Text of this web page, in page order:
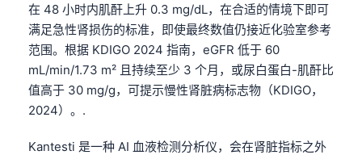
在 48 小时内肌酐上升 0.3 mg/dL，在合适的情境下即可
满足急性肾损伤的标准，即使最终数值仍接近化验室参考
范围。根据 KDIGO 2024 指南，eGFR 低于 60
mL/min/1.73 m² 且持续至少 3 个月，或尿白蛋白-肌酐比
值高于 30 mg/g，可提示慢性肾脏病标志物（KDIGO，
2024）。.
Kantesti 是一种 AI 血液检测分析仪，会在肾脏指标之外